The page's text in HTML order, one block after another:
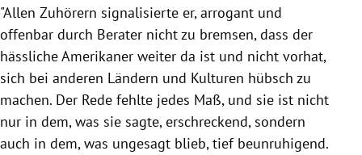
"Allen Zuhörern signalisierte er, arrogant und
offenbar durch Berater nicht zu bremsen, dass der
hässliche Amerikaner weiter da ist und nicht vorhat,
sich bei anderen Ländern und Kulturen hübsch zu
machen. Der Rede fehlte jedes Maß, und sie ist nicht
nur in dem, was sie sagte, erschreckend, sondern
auch in dem, was ungesagt blieb, tief beunruhigend.